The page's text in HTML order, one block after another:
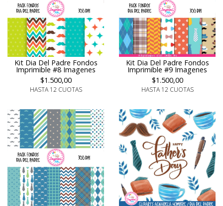
Kit Dia Del Padre Fondos
Imprimible #8 Imagenes
$1.500,00
HASTA 12 CUOTAS
Kit Dia Del Padre Fondos
Imprimible #9 Imagenes
$1.500,00
HASTA 12 CUOTAS